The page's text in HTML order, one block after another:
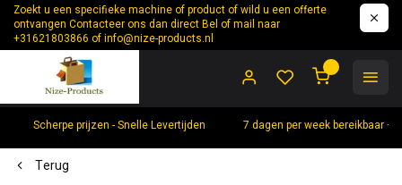
Zoekt u een specifieke machine of product of wild u een offerte
ontvangen Contacteer ons dan direct Bel of mail naar
+31621803866 ofinfo@nize-products.nl
Scherpe prijzen - Snelle Levertijden 7 dagen per week bereikbaar
Terug